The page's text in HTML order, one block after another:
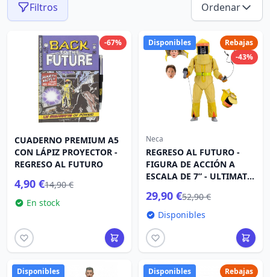
Filtros Ordenar
-67%
CUADERNO PREMIUM A5
CON LÁPIZ PROYECTOR -
REGRESO AL FUTURO
4,90 €14,90 €
En stock
Rebajas
-43%
Disponibles
Neca
REGRESO AL FUTURO -
FIGURA DE ACCIÓN A
ESCALA DE 7” - ULTIMATE
MARTY (CAJA 6)
29,90 €52,90 €
Disponibles
Disponibles
Rebajas
Disponibles